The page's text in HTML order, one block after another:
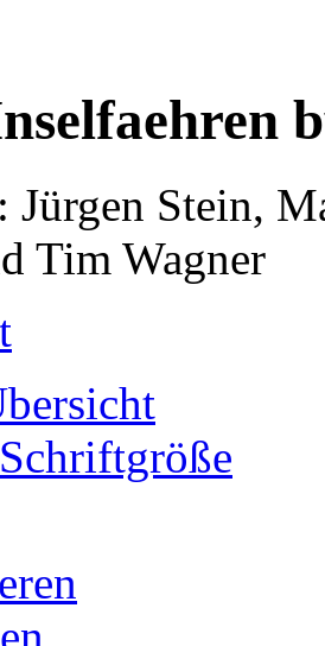
Jürgen Stein,
Tim Wagner